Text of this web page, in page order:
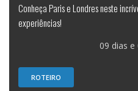
Conheça Paris e Londres neste
experiências!
09 dias
ROTEIRO